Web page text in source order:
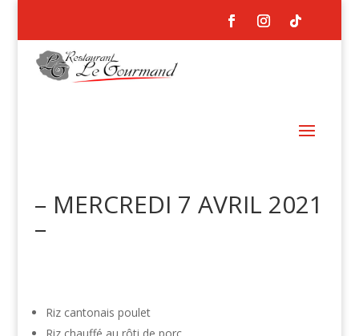
– MERCREDI 7 AVRIL 2021
–
Riz cantonais poulet